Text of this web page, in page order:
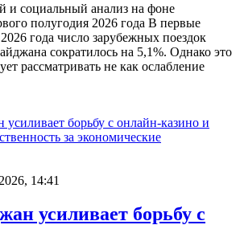
и социальный анализ на фоне
полугодия 2026 года В первые
года число зарубежных поездок
сократилось на 5,1%. Однако это
рассматривать не как ослабление
14:41
усиливает борьбу с